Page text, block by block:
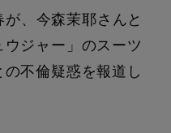
、今森茉耶さんと
ウジャー」のスーツ
不倫疑惑を報道し